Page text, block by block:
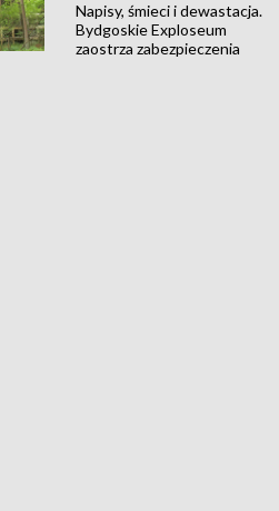
Napisy, śmieci i dewastacja.
Bydgoskie Exploseum
zaostrza zabezpieczenia